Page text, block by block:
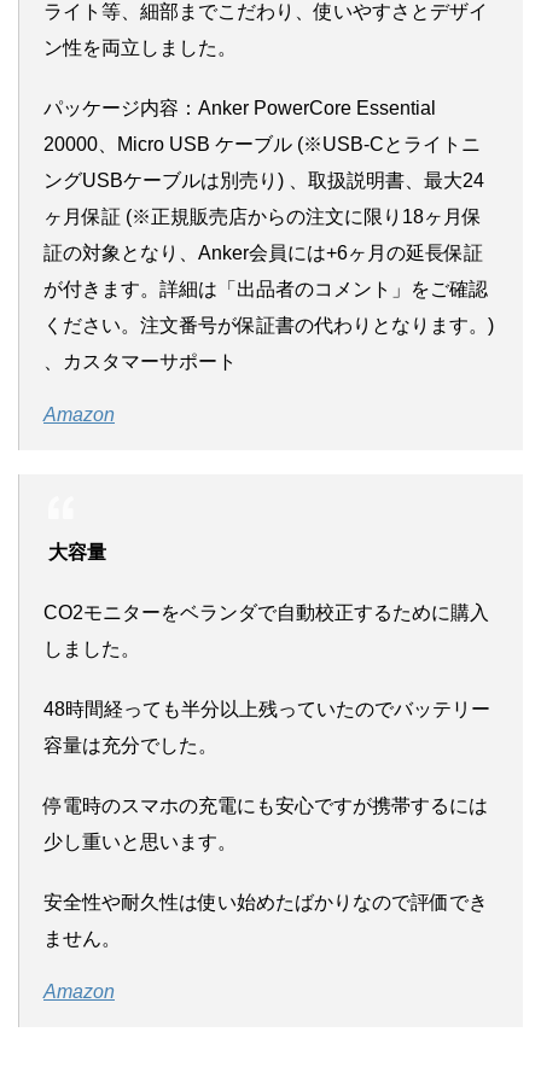
ライト等、細部までこだわり、使いやすさとデザイ
ン性を両立しました。
パッケージ内容：Anker PowerCore Essential
20000、Micro USB ケーブル (※USB-Cとライトニ
ングUSBケーブルは別売り) 、取扱説明書、最大24
ヶ月保証 (※正規販売店からの注文に限り18ヶ月保
証の対象となり、Anker会員には+6ヶ月の延長保証
が付きます。詳細は「出品者のコメント」をご確認
ください。注文番号が保証書の代わりとなります。)
、カスタマーサポート
Amazon
大容量
CO2モニターをベランダで自動校正するために購入
しました。
48時間経っても半分以上残っていたのでバッテリー
容量は充分でした。
停電時のスマホの充電にも安心ですが携帯するには
少し重いと思います。
安全性や耐久性は使い始めたばかりなので評価でき
ません。
Amazon